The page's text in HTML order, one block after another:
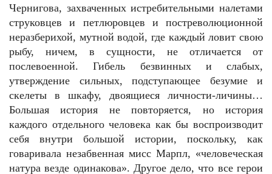
Чернигова, захваченных истребительными налетами
струковцев и петлюровцев и постреволюционной
неразберихой, мутной водой, где каждый ловит свою
рыбу, ничем, в сущности, не отличается от
послевоенной. Гибель безвинных и слабых,
утверждение сильных, подступающее безумие и
скелеты в шкафу, двоящиеся личности-личины…
Большая история не повторяется, но история
каждого отдельного человека как бы воспроизводит
себя внутри большой истории, поскольку, как
говаривала незабвенная мисс Марпл, «человеческая
натура везде одинакова». Другое дело, что все герои